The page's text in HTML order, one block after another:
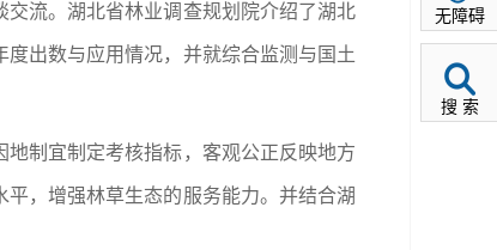
流。 湖北省林业调查规划院介绍了湖北
出数与应用情况，并就综合监测与国土
制宜制定考核指标，客观公正反映地方
，增强林草生态的服务能力。并结合湖
无障碍
搜 索